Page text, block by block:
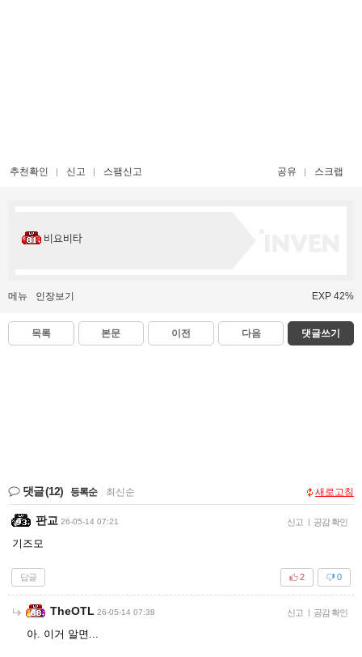
추천확인 신고 스팸신고 공유 스크랩
비요비타
메뉴 인장보기 EXP 42%
목록 본문 이전 다음 댓글쓰기
댓글(12) 등록순 최신순 새로고침
판교 26-05-14 07:21 신고 | 공감 확인
기즈모
답글 0
2
TheOTL 26-05-14 07:38 신고 | 공감 확인
아. 이거 알면...